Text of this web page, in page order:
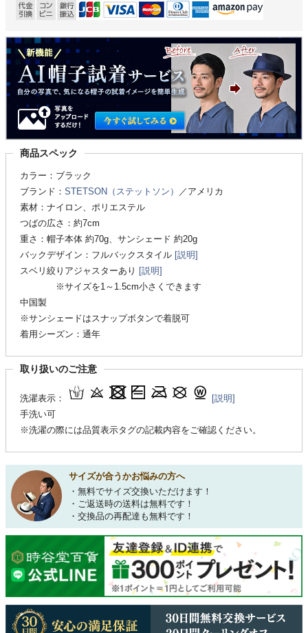
商品スペック
カラー：ブラック
ブランド： STETSON（ステットソン）
／アメリカ
素材：ナイロン、ポリエステル
つばの広さ：約7cm
重さ：帽子本体 約70g、サンシェード 約20g
バックデザイン：フルバックスタイル [説明]
スベリ絞りアジャスターあり [説明]
※サイズを1～1.5cm小さくできます
中国製
※サンシェードはスナップボタンで着脱可
着用シーズン：通年
取り扱いのご注意
洗濯表示：
[説明]
手洗い可
※洗濯の際には品質表示タグの記載内容をご確認ください。
サイズが合うかお悩みの方へ
・無料でサイズ交換いただけます！
・ご返送時の送料は無料です！
・交換品の再配達も無料です！